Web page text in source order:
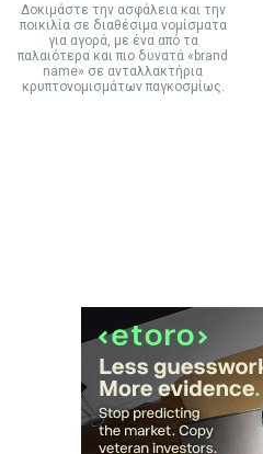
Δοκιμάστε την ασφάλεια και την
ποικιλία σε διαθέσιμα νομίσματα
για αγορά, με ένα από τα
παλαιότερα και πιο δυνατά «brand
name» σε ανταλλακτήρια
κρυπτονομισμάτων παγκοσμίως.